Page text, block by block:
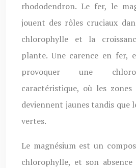
rhododendron. Le fer, le
jouent des rôles cruciaux
chlorophylle et la
plante. Une carence en fer,
provoquer une
caractéristique, où les
deviennent jaunes tandis que
vertes.
Le magnésium est un
chlorophylle, et son